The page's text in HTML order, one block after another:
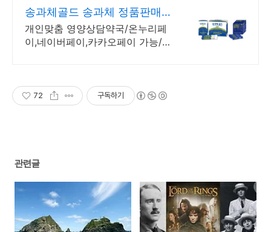
송과체골드 송과체 정품판매처
무료 당일배송/24시간 상담
개인맞춤 영양상담약국/온누리페
이,네이버페이,카카오페이 가능/오
72 구독하기
관련글